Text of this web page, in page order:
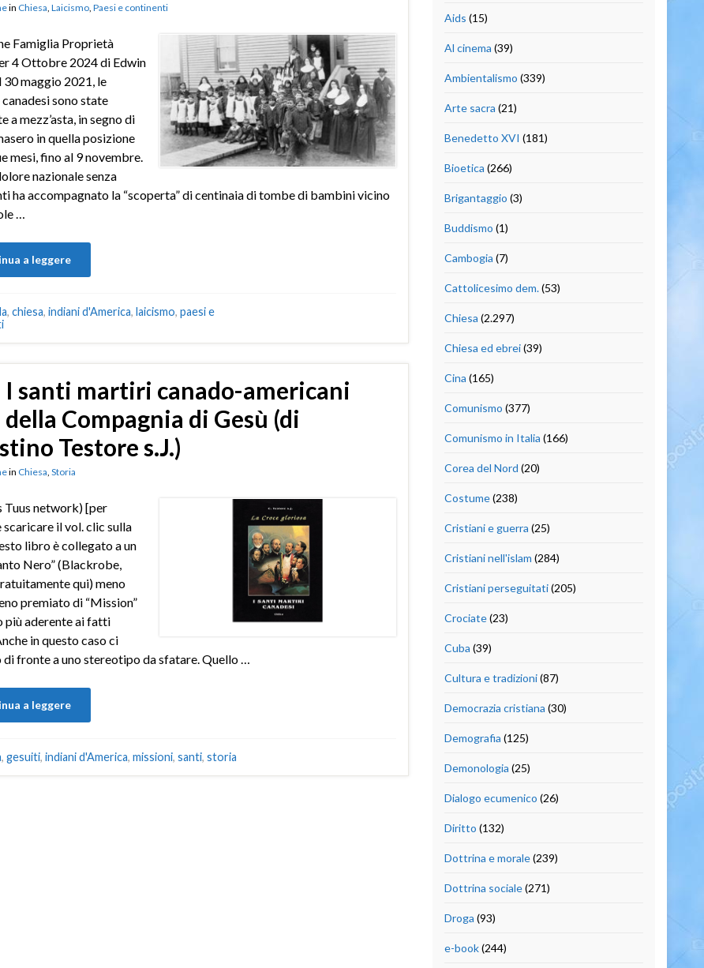
in Chiesa Laicismo, Paesi e continenti
Famiglia Proprietà
4 Ottobre 2024 di Edwin
30 maggio 2021, le
sono state
a mezz’asta, in segno di
in quella posizione
mesi, fino al 9 novembre.
nazionale senza
ha accompagnato la “scoperta” di centinaia di tombe di bambini vicino
…
a leggere
, chiesa, indiani d'America, laicismo, paesi e
I santi martiri canado-americani
della Compagnia di Gesù (di
Testore s.J.)
in Chiesa Storia
Tuus network) [per
scaricare il vol. clic sulla
libro è collegato a un
Nero” (Blackrobe,
qui) meno
premiato di “Mission”
più aderente ai fatti
in questo caso ci
fronte a uno stereotipo da sfatare. Quello …
a leggere
, gesuiti, indiani d'America, missioni, santi, storia
Aids (15)
Al cinema (39)
Ambientalismo (339)
Arte sacra (21)
Benedetto XVI (181)
Bioetica (266)
Brigantaggio (3)
Buddismo (1)
Cambogia (7)
Cattolicesimo dem.(53)
Chiesa (2.297)
Chiesa ed ebrei(39)
Cina (165)
Comunismo (377)
Comunismo in Italia (166)
Corea del Nord (20)
Costume(238)
Cristiani e guerra (25)
Cristiani nell'islam (284)
Cristiani perseguitati(205)
Crociate(23)
Cuba (39)
Cultura e tradizioni(87)
Democrazia cristiana (30)
Demografia (125)
Demonologia (25)
Dialogo ecumenico (26)
Diritto (132)
Dottrina e morale(239)
Dottrina sociale(271)
Droga (93)
e-book(244)